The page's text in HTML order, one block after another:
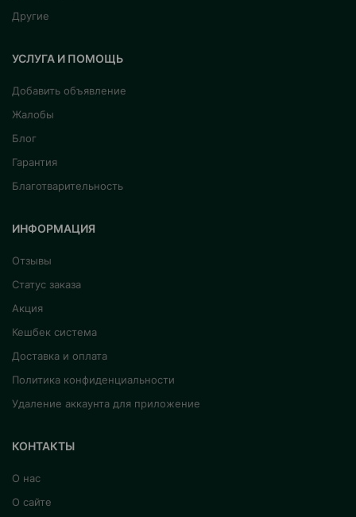
Другие
УСЛУГА И ПОМОЩЬ
Добавить объявление
Жалобы
Блог
Гарантия
Благотварительность
ИНФОРМАЦИЯ
Отзывы
Статус заказа
Акция
Кешбек система
Доставка и оплата
Политика конфиденциальности
Удаление аккаунта для приложение
КОНТАКТЫ
О нас
О сайте